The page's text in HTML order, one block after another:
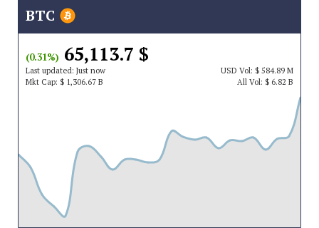
$ 65,113.7
(0.31%)
Last updated: Just now USDVol: $ 584.89 M
Mkt Cap: $ 1,306.67 B All Vol: $ 6.82 B